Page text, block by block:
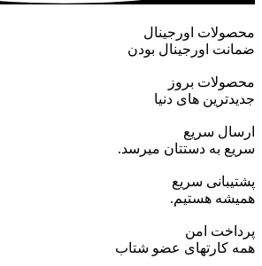
محصولات اورجینال
ضمانت اورجینال بودن
محصولات بروز
جدیدترین های دنیا
ارسال سریع
سریع به دستتان میرسد.
پشتیبانی سریع
همیشه هستیم.
پرداخت امن
همه کارتهای عضو شتاب